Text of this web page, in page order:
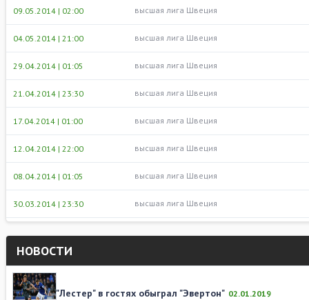
09.05.2014 | 02:00 высшая лига Швеция
04.05.2014 | 21:00 высшая лига Швеция
29.04.2014 | 01:05 высшая лига Швеция
21.04.2014 | 23:30 высшая лига Швеция
17.04.2014 | 01:00 высшая лига Швеция
12.04.2014 | 22:00 высшая лига Швеция
08.04.2014 | 01:05 высшая лига Швеция
30.03.2014 | 23:30 высшая лига Швеция
НОВОСТИ
"Лестер" в гостях обыграл "Эвертон" 02.01.2019